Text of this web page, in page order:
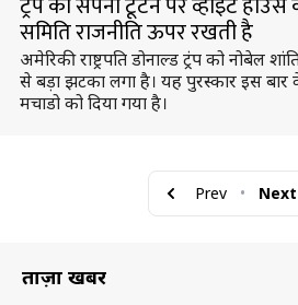
समिति राजनीति ऊपर रखती है
अमेरिकी राष्ट्रपति डोनाल्ड ट्रंप को नोबेल
से बड़ा झटका लगा है। यह पुरस्कार इस बार
मचाडो को दिया गया है।
Prev • Next
ताज़ा खबरें